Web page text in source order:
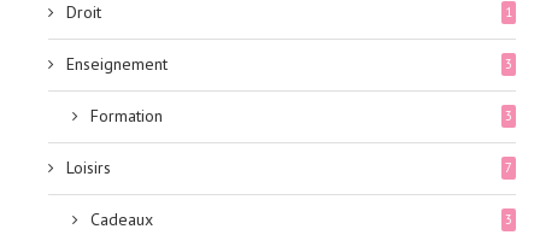
Droit 1
Enseignement 3
Formation 3
Loisirs 7
Cadeaux 3